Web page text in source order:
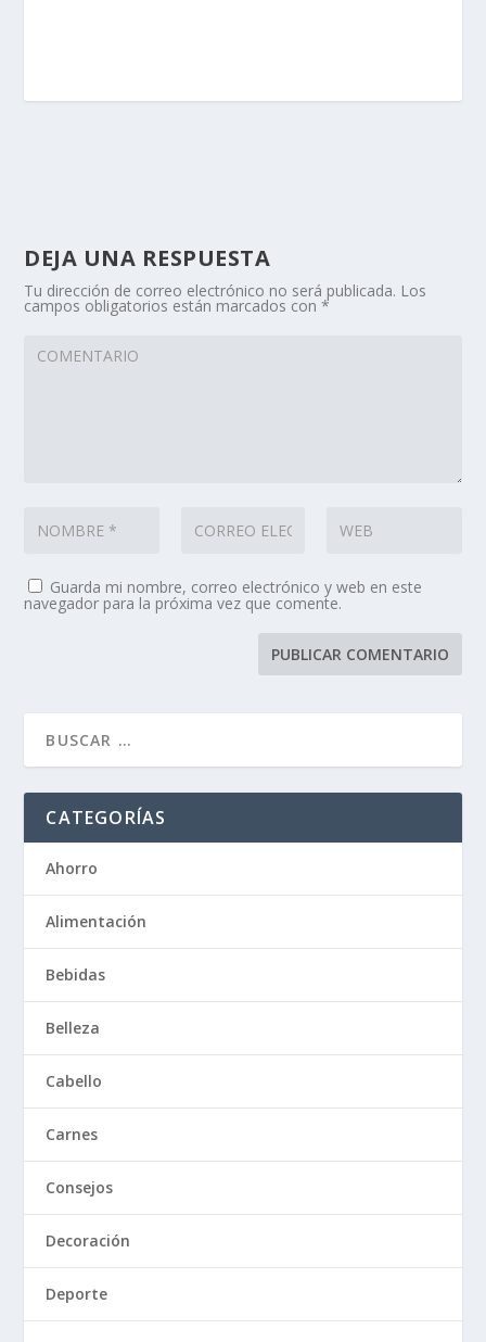
DEJA UNA RESPUESTA
Tu dirección de correo electrónico no será publicada. Los
campos obligatorios están marcados con*
Guarda mi nombre, correo electrónico y web en este
navegador para la próxima vez que comente.
CATEGORÍAS
Ahorro
Alimentación
Bebidas
Belleza
Cabello
Carnes
Consejos
Decoración
Deporte